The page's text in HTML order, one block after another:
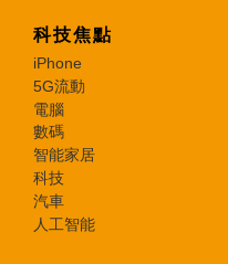
科技焦點
iPhone
5G流動
電腦
數碼
智能家居
科技
汽車
人工智能